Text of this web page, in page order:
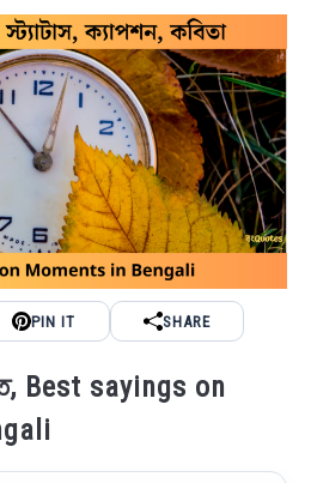
PIN IT SHARE
Best sayings on